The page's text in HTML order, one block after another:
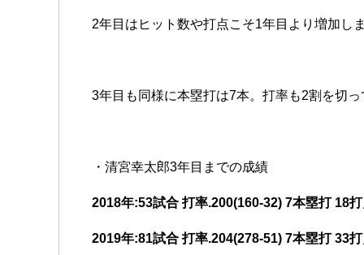
2年目はヒット数や打点こそ1年目より増加し
3年目も同様に本塁打は7本。打率も2割を切
・清宮幸太郎3年目までの成績
2018年:53試合 打率.200(160-32) 7本塁打 18
2019年:81試合 打率.204(278-51) 7本塁打 33